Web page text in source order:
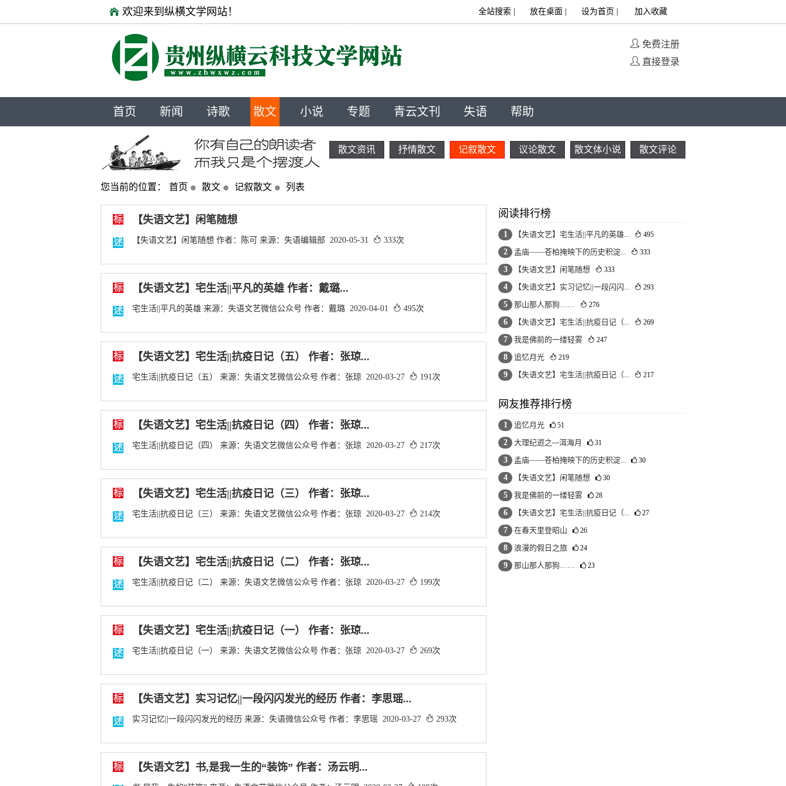
欢迎来到纵横文学网站！ 加入收藏
设为首页
放在桌面
全站搜索|
免费注册
直接登录
首页 新闻 诗歌 散文 小说 专题 青云文刊 失语 帮助
散文资讯 抒情散文 记叙散文 议论散文 散文体小说 散文评论
您当前的位置： 首页 散文 记叙散文 列表
阅读排行榜
1 【失语文艺】宅生活||平凡的英雄... 495
2 孟庙——苍柏掩映下的历史积淀... 333
3 【失语文艺】闲笔随想 333
4 【失语文艺】实习记忆||一段闪闪... 293
5 那山那人那狗…… 276
6 【失语文艺】宅生活||抗疫日记（... 269
7 我是佛前的一缕轻雾 247
8 追忆月光 219
9 【失语文艺】宅生活||抗疫日记（... 217
网友推荐排行榜
1 追忆月光 51
2 大理纪逰之---洱海月 31
3 孟庙——苍柏掩映下的历史积淀... 30
4 【失语文艺】闲笔随想 30
5 我是佛前的一缕轻雾 28
6 【失语文艺】宅生活||抗疫日记（... 27
7 在春天里登昭山 26
8 浪漫的假日之旅 24
9 那山那人那狗…… 23
标 【失语文艺】闲笔随想
述 【失语文艺】闲笔随想 作者：陈可 来源：失语编辑部 2020-05-31 333次
标 【失语文艺】宅生活||平凡的英雄 作者：戴璐...
述 宅生活||平凡的英雄 来源：失语文艺微信公众号 作者：戴璐 2020-04-01 495次
标 【失语文艺】宅生活||抗疫日记（五） 作者：张琼...
述 宅生活||抗疫日记（五） 来源：失语文艺微信公众号 作者：张琼 2020-03-27 191次
标 【失语文艺】宅生活||抗疫日记（四） 作者：张琼...
述 宅生活||抗疫日记（四） 来源：失语文艺微信公众号 作者：张琼 2020-03-27 217次
标 【失语文艺】宅生活||抗疫日记（三） 作者：张琼...
述 宅生活||抗疫日记（三） 来源：失语文艺微信公众号 作者：张琼 2020-03-27 214次
标 【失语文艺】宅生活||抗疫日记（二） 作者：张琼...
述 宅生活||抗疫日记（二） 来源：失语文艺微信公众号 作者：张琼 2020-03-27 199次
标 【失语文艺】宅生活||抗疫日记（一） 作者：张琼...
述 宅生活||抗疫日记（一） 来源：失语文艺微信公众号 作者：张琼 2020-03-27 269次
标 【失语文艺】实习记忆||一段闪闪发光的经历 作者：李思瑶...
述 实习记忆||一段闪闪发光的经历 来源：失语微信公众号 作者：李思瑶 2020-03-27 293次
标 【失语文艺】书,是我一生的“装饰” 作者：汤云明...